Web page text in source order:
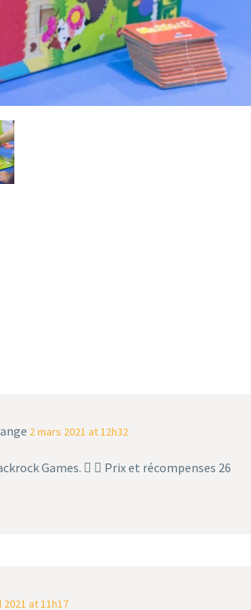
2 mars 2021 at 12h32
Games.   Prix et récompenses 26
2021 at 11h17